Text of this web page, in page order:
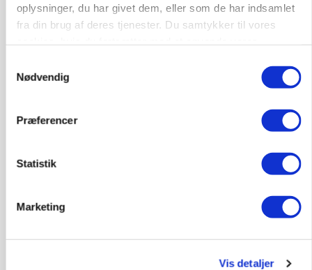
oplysninger, du har givet dem, eller som de har indsamlet
fra din brug af deres tjenester. Du samtykker til vores
Nødvendig
Præferencer
Statistik
Marketing
Vis detaljer
protestgruppe vil demonstrere mod ny
gødskningslov
POLITIK